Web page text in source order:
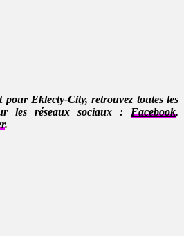
pour Eklecty-City, retrouvez toutes les
les réseaux sociaux : Facebook,
.